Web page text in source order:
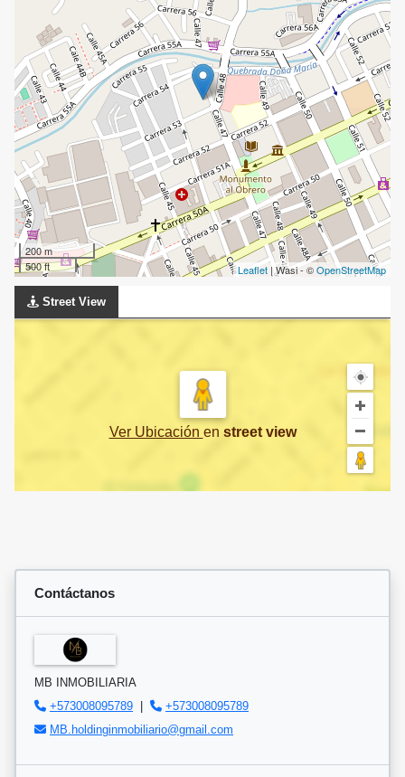
200 m
500 ft
Leaflet | Wasi - ©OpenStreetMap
Street View
Ver Ubicación en street view
Contáctanos
MB INMOBILIARIA
+573008095789 |
+573008095789
MB.holdinginmobiliario@gmail.com